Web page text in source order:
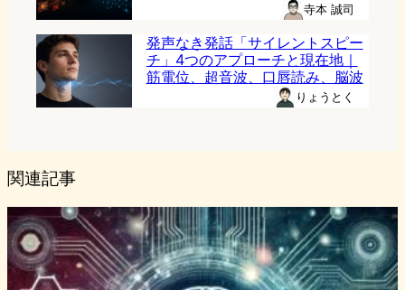
寺本 誠司
発声なき発話「サイレントスピー
チ」4つのアプローチと現在地｜
筋電位、超音波、口唇読み、脳波
りょうとく
関連記事